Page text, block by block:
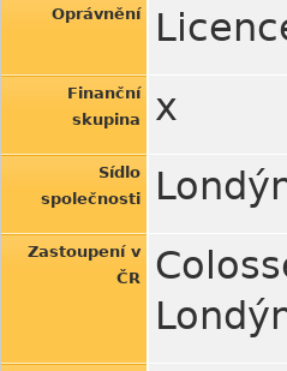
Oprávnění
Finanční
skupina
x
Sídlo
společnosti
Zastoupení v
ČR